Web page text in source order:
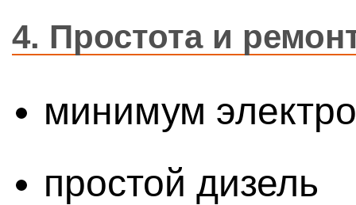
4. Простота и
минимум
простой дизель